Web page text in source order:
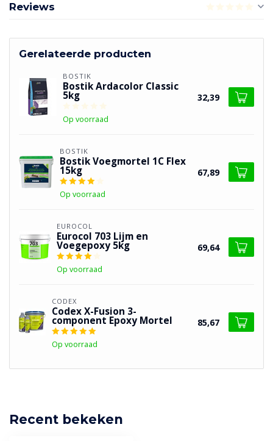
Reviews
Gerelateerde producten
BOSTIK
Bostik Ardacolor Classic
5kg
Op voorraad
32,39
BOSTIK
Bostik Voegmortel 1C Flex
15kg
Op voorraad
67,89
EUROCOL
Eurocol 703 Lijm en
Voegepoxy 5kg
Op voorraad
69,64
CODEX
Codex X-Fusion 3-
component Epoxy Mortel
Op voorraad
85,67
Recent bekeken